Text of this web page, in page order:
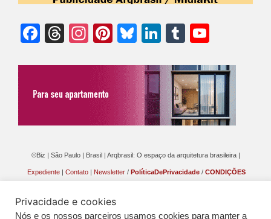
Facebook
Threads
Instagram
Pinterest
Bluesky
LinkedIn
Tumblr
©Biz | São Paulo | Brasil | Arqbrasil: O espaço da arquitetura brasileira |
Expediente | Contato | Newsletter / PolíticaDePrivacidade / CONDIÇÕES
Privacidade e cookies
Nós e os nossos parceiros usamos cookies para manter a